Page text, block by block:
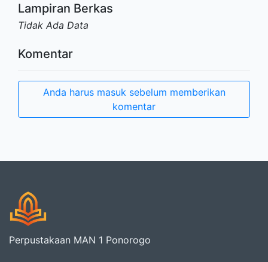
Lampiran Berkas
Tidak Ada Data
Komentar
Anda harus masuk sebelum memberikan
komentar
Perpustakaan MAN 1 Ponorogo